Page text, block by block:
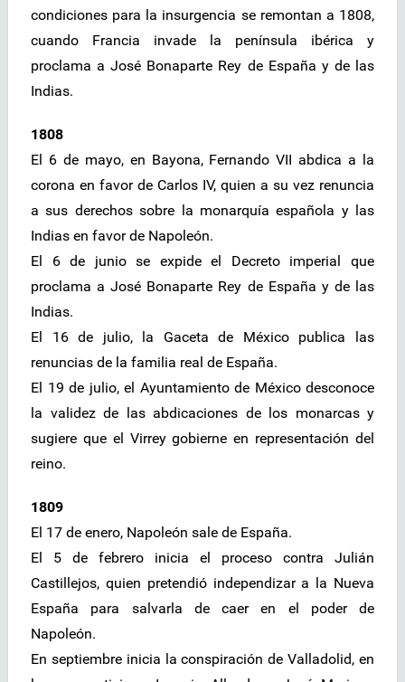
condiciones para la insurgencia se remontan a 1808,
cuando Francia invade la península ibérica y
proclama a José Bonaparte Rey de España y de las
Indias.
1808
El 6 de mayo, en Bayona, Fernando VII abdica a la
corona en favor de Carlos IV, quien a su vez renuncia
a sus derechos sobre la monarquía española y las
Indias en favor de Napoleón.
El 6 de junio se expide el Decreto imperial que
proclama a José Bonaparte Rey de España y de las
Indias.
El 16 de julio, la Gaceta de México publica las
renuncias de la familia real de España.
El 19 de julio, el Ayuntamiento de México desconoce
la validez de las abdicaciones de los monarcas y
sugiere que el Virrey gobierne en representación del
reino.
1809
El 17 de enero, Napoleón sale de España.
El 5 de febrero inicia el proceso contra Julián
Castillejos, quien pretendió independizar a la Nueva
España para salvarla de caer en el poder de
Napoleón.
En septiembre inicia la conspiración de Valladolid, en